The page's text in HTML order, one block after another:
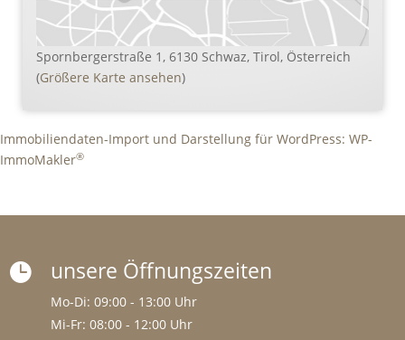
Spornbergerstraße 1, 6130 Schwaz, Tirol, Österreich
(Größere Karte ansehen)
Immobiliendaten-Import und Darstellung für WordPress: WP-
ImmoMakler®
 unsere Öffnungszeiten
Mo-Di: 09:00 - 13:00 Uhr
Mi-Fr: 08:00 - 12:00 Uhr